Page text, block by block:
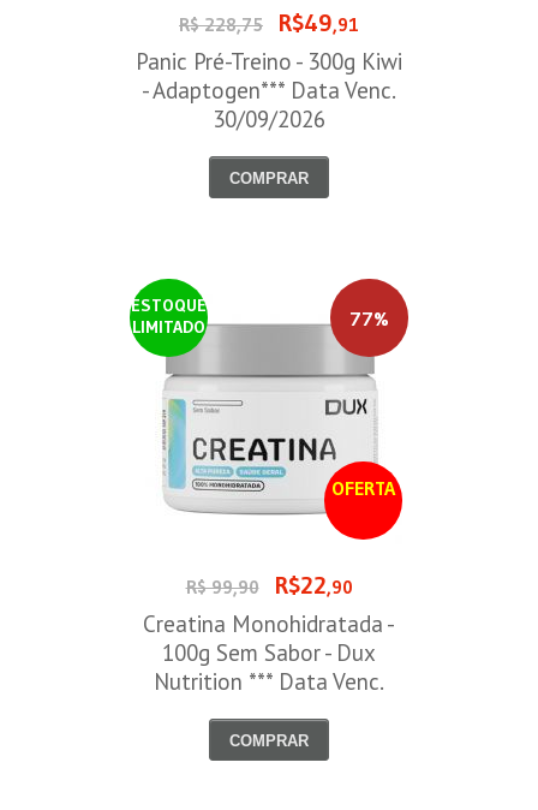
R$ 228,75 R$49,91
Panic Pré-Treino - 300g Kiwi
- Adaptogen*** Data Venc.
30/09/2026
COMPRAR
ESTOQUE
LIMITADO
OFERTA
77%
R$ 99,90 R$22,90
Creatina Monohidratada -
100g Sem Sabor - Dux
Nutrition *** Data Venc.
COMPRAR